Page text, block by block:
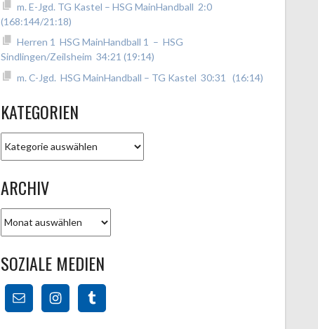
m. E-Jgd. TG Kastel – HSG MainHandball 2:0
(168:144/21:18)
Herren 1 HSG MainHandball 1 – HSG
Sindlingen/Zeilsheim 34:21 (19:14)
m. C-Jgd. HSG MainHandball – TG Kastel 30:31 (16:14)
KATEGORIEN
ARCHIV
SOZIALE MEDIEN